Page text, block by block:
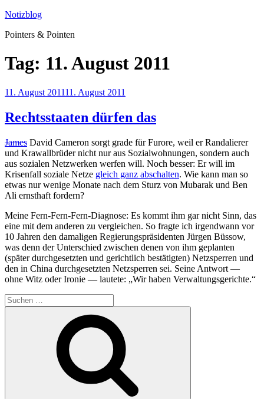
Zum
springen
Notizblog
Pointers & Pointen
Tag: 11. August 2011
Veröffentlicht
11. August 201111. August 2011
Rechtsstaaten dürfen das
James David Cameron sorgt grade für Furore, weil er Randalierer
und Krawallbrüder nicht nur aus Sozialwohnungen, sondern auch
aus sozialen Netzwerken werfen will. Noch besser: Er will im
Krisenfall soziale Netze gleich ganz abschalten. Wie kann man so
etwas nur wenige Monate nach dem Sturz von Mubarak und Ben
Ali ernsthaft fordern?
Meine Fern-Fern-Fern-Diagnose: Es kommt ihm gar nicht Sinn, das
eine mit dem anderen zu vergleichen. So fragte ich irgendwann vor
10 Jahren den damaligen Regierungspräsidenten Jürgen Büssow,
was denn der Unterschied zwischen denen von ihm geplanten
(später durchgesetzten und gerichtlich bestätigten) Netzsperren und
den in China durchgesetzten Netzsperren sei. Seine Antwort —
ohne Witz oder Ironie — lautete: „Wir haben Verwaltungsgerichte.“
Suche
nach: